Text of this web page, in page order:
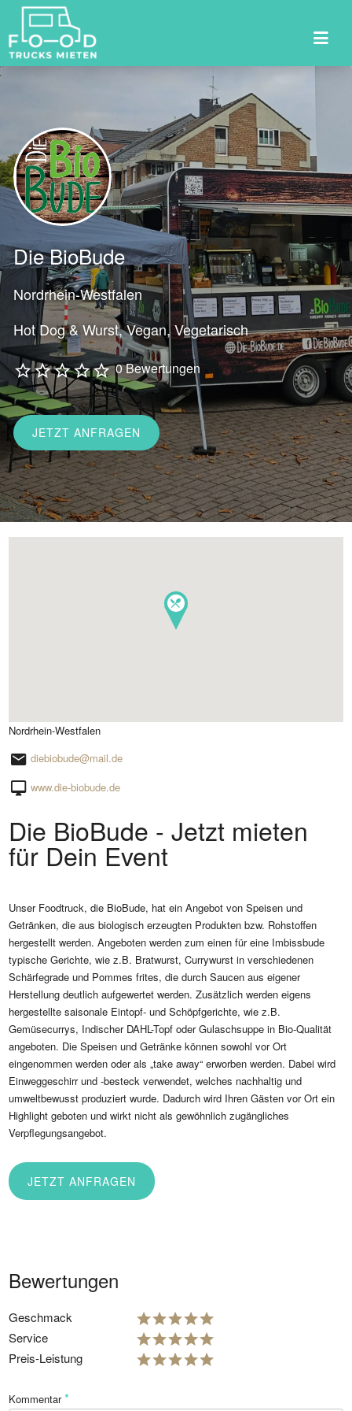
Suchen
nach:
Die BioBude
Nordrhein-Westfalen
Hot Dog & Wurst Vegan Vegetarisch
0 Bewertungen
JETZT ANFRAGEN
Nordrhein-Westfalen
diebiobude@mail.de
www.die-biobude.de
Die BioBude - Jetzt mieten
für Dein Event
Unser Foodtruck, die BioBude, hat ein Angebot von Speisen und
Getränken, die aus biologisch erzeugten Produkten bzw. Rohstoffen
hergestellt werden. Angeboten werden zum einen für eine Imbissbude
typische Gerichte, wie z.B. Bratwurst, Currywurst in verschiedenen
Schärfegrade und Pommes frites, die durch Saucen aus eigener
Herstellung deutlich aufgewertet werden. Zusätzlich werden eigens
hergestellte saisonale Eintopf- und Schöpfgerichte, wie z.B.
Gemüsecurrys, Indischer DAHL-Topf oder Gulaschsuppe in Bio-Qualität
angeboten. Die Speisen und Getränke können sowohl vor Ort
eingenommen werden oder als „take away“ erworben werden. Dabei wird
Einweggeschirr und -besteck verwendet, welches nachhaltig und
umweltbewusst produziert wurde. Dadurch wird Ihren Gästen vor Ort ein
Highlight geboten und wirkt nicht als gewöhnlich zugängliches
Verpflegungsangebot.
JETZT ANFRAGEN
Bewertungen
Geschmack
Service
Preis-Leistung
Kommentar*